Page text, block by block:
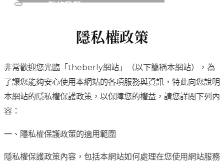
聯絡我們
隱私權政策
非常歡迎您光臨「theberly網站」（以下簡稱本網站），為
了讓您能夠安心使用本網站的各項服務與資訊，特此向您說明
本網站的隱私權保護政策，以保障您的權益，請您詳閱下列內
容：
一、隱私權保護政策的適用範圍
隱私權保護政策內容，包括本網站如何處理在您使用網站服務